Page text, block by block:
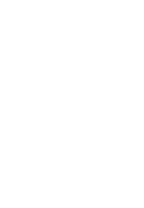
Glede na
občanov,
preteklosti
Jeruzalemu
Kdo je bil